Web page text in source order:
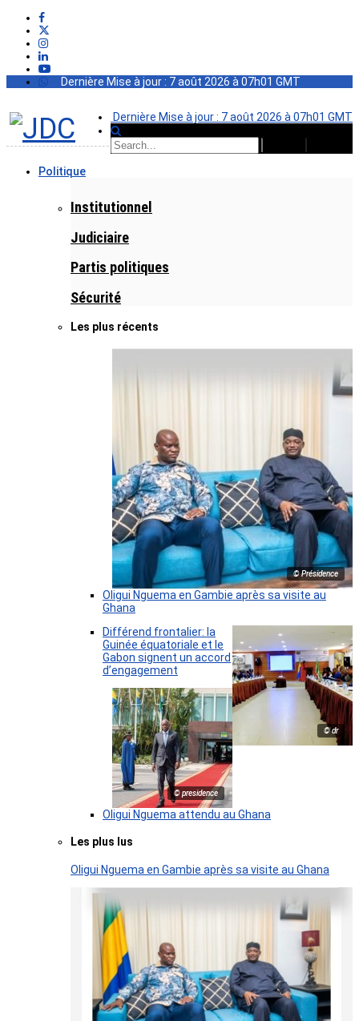
Dernière Mise à jour : 7 août 2026 à 07h01 GMT
Dernière Mise à jour : 7 août 2026 à 07h01 GMT
Politique
Institutionnel
Judiciaire
Partis politiques
Sécurité
Les plus récents
© Présidence
Oligui Nguema en Gambie après sa visite au
Ghana
© dr
Différend frontalier: la
Guinée équatoriale et le
Gabon signent un accord
d’engagement
© presidence
Oligui Nguema attendu au Ghana
Les plus lus
Oligui Nguema en Gambie après sa visite au Ghana